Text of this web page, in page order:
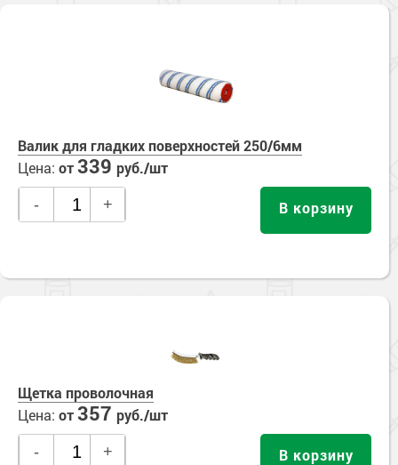
Валик для гладких поверхностей 250/6мм
Цена: от339 руб./шт
- + В корзину
Щетка проволочная
Цена: от357 руб./шт
- + В корзину